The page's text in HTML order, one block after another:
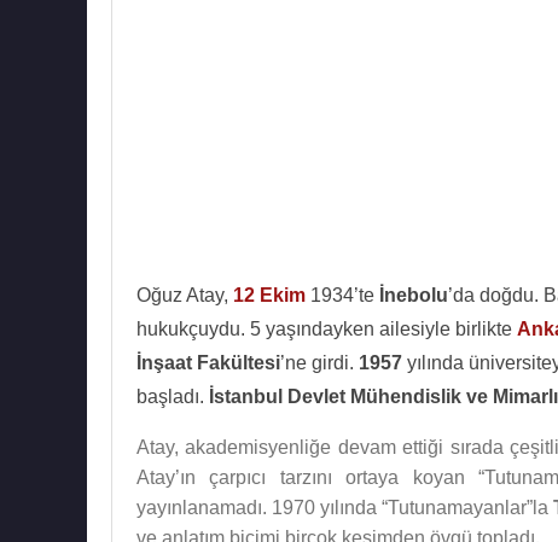
Oğuz Atay, 12 Ekim 1934’te İnebolu’da doğdu.
hukukçuydu. 5 yaşındayken ailesiyle birlikte
İnşaat Fakültesi’ne girdi. 1957 yılında
başladı. İstanbul Devlet Mühendislik ve
Atay, akademisyenliğe devam ettiği sırada
Atay’ın çarpıcı tarzını ortaya koyan
yayınlanamadı. 1970 yılında “Tutunamayanlar”la
ve anlatım biçimi birçok kesimden övgü topladı.